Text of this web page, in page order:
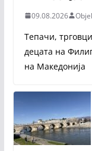
09.08.2026
Тепачи,
децата на
на Македонија